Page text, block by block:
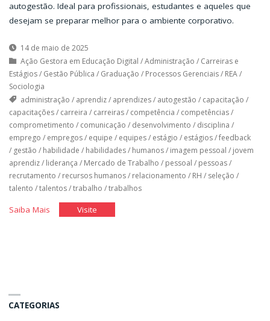
autogestão. Ideal para profissionais, estudantes e aqueles que
desejam se preparar melhor para o ambiente corporativo.
14 de maio de 2025
Ação Gestora em Educação Digital /Administração / Carreiras e
Estágios/ Gestão Pública / Graduação / Processos Gerenciais/ REA/
Sociologia
administração / aprendiz/ aprendizes/ autogestão / capacitação /
capacitações/ carreira / carreiras/ competência / competências/
comprometimento / comunicação / desenvolvimento / disciplina /
emprego / empregos/ equipe / equipes/ estágio / estágios/feedback
/ gestão / habilidade / habilidades/ humanos/ imagem pessoal / jovem
aprendiz/ liderança / Mercado de Trabalho / pessoal / pessoas/
recrutamento / recursos humanos/ relacionamento / RH / seleção /
talento /talentos/trabalho /trabalhos
Saiba Mais"Você
Visite"Você
CATEGORIAS